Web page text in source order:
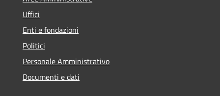
Uffici
Enti e fondazioni
Politici
Personale Amministrativo
Documenti e dati